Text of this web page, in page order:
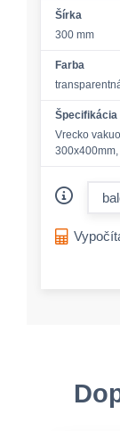
Šírka
300 mm
Farba
Špecifikácia
Vrecko